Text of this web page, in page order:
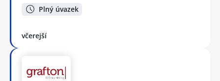
Plný úvazek
včerejší